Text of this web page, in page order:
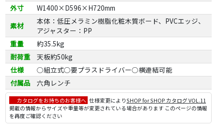
外寸
W1400×D596×H720mm
素材
本体：低圧メラミン樹脂化粧木質ボード、PVCエッジ、
アジャスター：PP
重量
約35.5kg
耐荷重
天板約50kg
仕様
○組立式○要プラスドライバー○横連結可能
付属品
六角レンチ
カタログをお持ちのお客様へ 仕様変更によりSHOP for SHOP カタログ VOL.11
掲載の情報からサイズや重量等が変更されている場合があります このページの情報
を再度ご確認ください